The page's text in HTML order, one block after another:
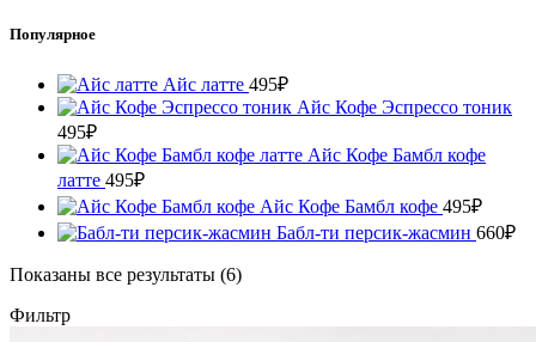
Популярное
Айс латте 495₽
Айс Кофе Эспрессо тоник
495₽
Айс Кофе Бамбл кофе
латте 495₽
Айс Кофе Бамбл кофе 495₽
Бабл-ти персик-жасмин 660₽
Показаны все результаты (6)
Фильтр